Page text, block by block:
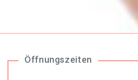
Öffnungszeiten